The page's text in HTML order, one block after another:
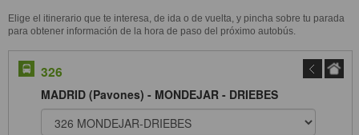
Elige el itinerario que te interesa, de ida o de vuelta, y pincha sobre tu parada
para obtener información de la hora de paso del próximo autobús.